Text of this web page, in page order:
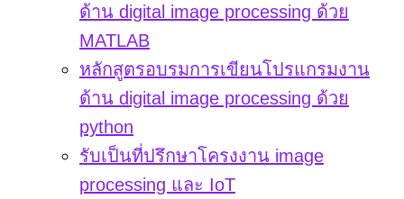
ด้าน digital image processing ด้วย
MATLAB
หลักสูตรอบรมการเขียนโปรแกรมงาน
ด้าน digital image processing ด้วย
python
รับเป็นที่ปรึกษาโครงงาน image
processing และ IoT